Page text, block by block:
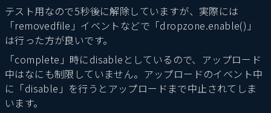
テスト用なので5秒後に解除していますが、実際には
「removedfile」イベントなどで「dropzone.enable()」
は行った方が良いです。
「complete」時にdisableとしているので、アップロード
中はなにも制限していません。アップロードのイベント中
に「disable」を行うとアップロードまで中止されてしま
います。